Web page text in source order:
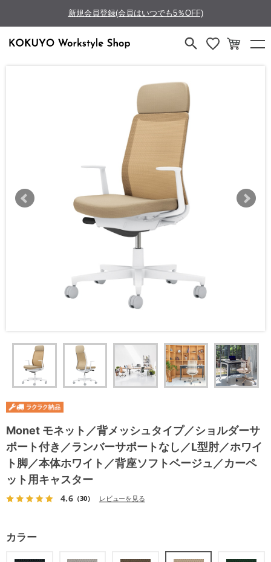
新規会員登録(会員はいつでも5％OFF)
Monet モネット／背メッシュタイプ／ショルダーサ
ポート付き／ランバーサポートなし／L型肘／ホワイ
ト脚／本体ホワイト／背座ソフトベージュ／カーペ
ット用キャスター
4.6（30） レビューを見る
カラー